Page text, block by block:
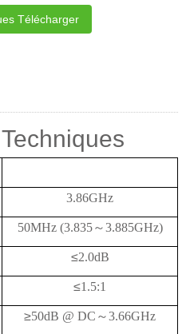
Télécharger
3.86GHz
50MHz (3.835～3.885GHz)
≤2.0dB
≤1.5:1
≥50dB @ DC ～3.66GHz